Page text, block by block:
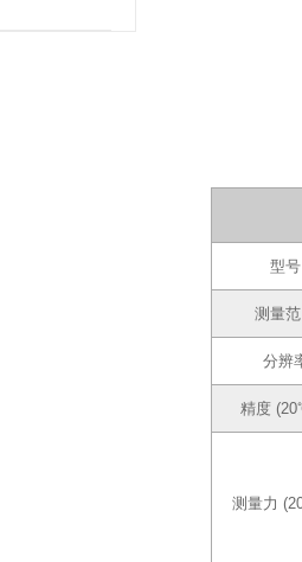
型号
测量
分辨
精度
测量力